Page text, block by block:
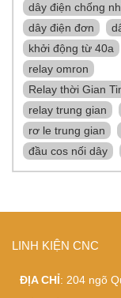
dây điện chống
dây điện đơn
khởi động từ 40a
relay omron
Relay thời Gian
relay trung gian
rơ le trung gian
đầu cos nối dây
LINH KIỆN CNC
ĐỊA CHỈ: 204 ngõ